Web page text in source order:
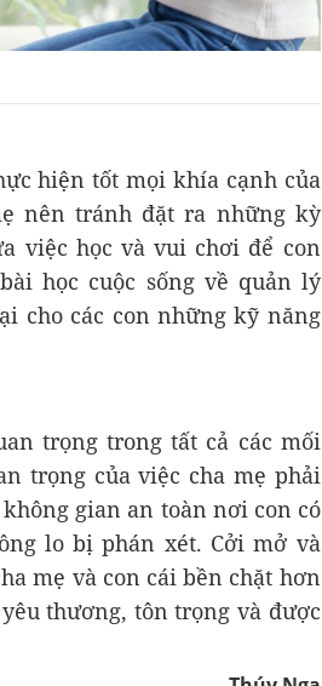
hiện tốt mọi khía cạnh của
nên tránh đặt ra những kỳ
việc học và vui chơi để con
học cuộc sống về quản lý
cho các con những kỹ năng
trọng trong tất cả các mối
trọng của việc cha mẹ phải
gian an toàn nơi con có
lo bị phán xét. Cởi mở và
mẹ và con cái bền chặt hơn
thương, tôn trọng và được